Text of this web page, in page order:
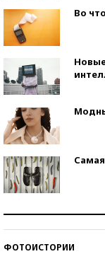
Во
ФОТОИСТОРИИ